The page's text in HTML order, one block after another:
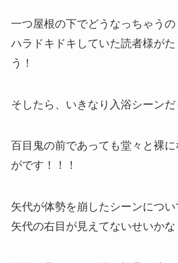
一つ屋根の下でどうなっちゃう
ハラドキドキしていた読者様が
う！
そしたら、いきなり入浴シーンだ
百目鬼の前であっても堂々と裸
がです！！！
矢代が体勢を崩したシーンについ
矢代の右目が見えてないせいか